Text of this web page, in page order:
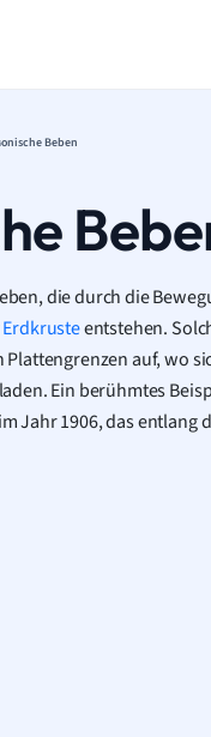
Beben
die durch die
Erdkrusteentstehen.
auf, wo
Ein berühmtes
Jahr 1906, das